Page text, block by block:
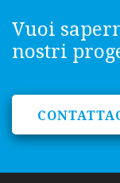
Vuoi
nostri